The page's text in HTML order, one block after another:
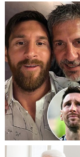
Tragédie hvězdného